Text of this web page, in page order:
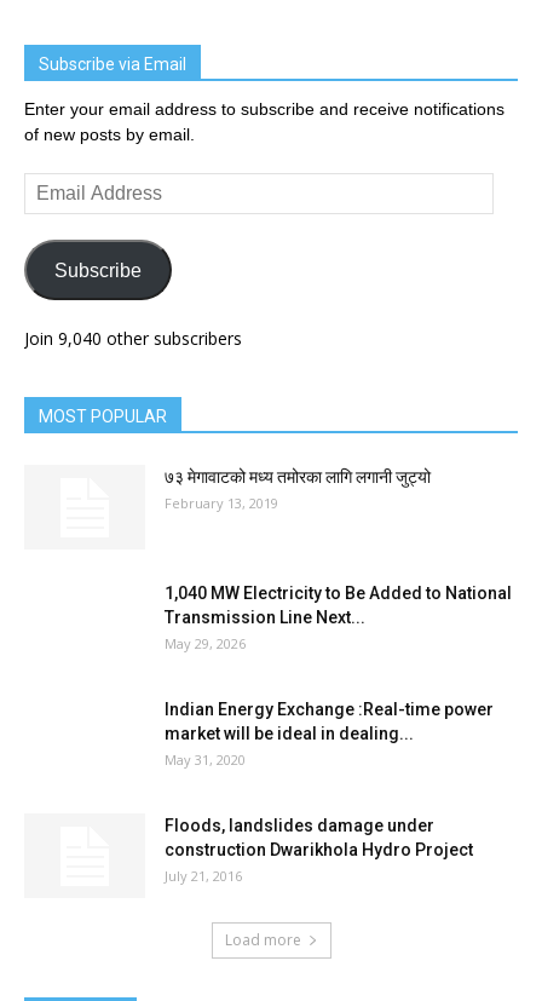
Subscribe via Email
Enter your email address to subscribe and receive notifications
of new posts by email.
Email
Address
Subscribe
Join 9,040 other subscribers
MOST POPULAR
७३ मेगावाटको मध्य तमोरका लागि लगानी जुट्यो
February 13, 2019
1,040 MW Electricity to Be Added to National
Transmission Line Next...
May 29, 2026
Indian Energy Exchange :Real-time power
market will be ideal in dealing...
May 31, 2020
Floods, landslides damage under
construction Dwarikhola Hydro Project
July 21, 2016
Load more